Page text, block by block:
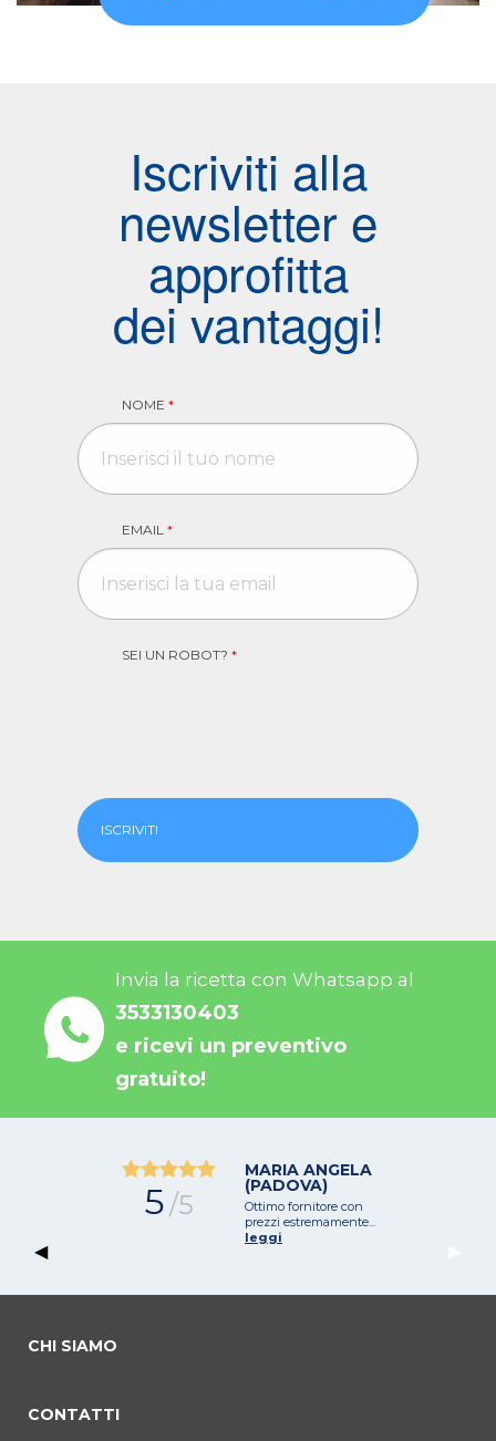
Iscriviti alla
newsletter e
approfitta
dei vantaggi!
NOME *
EMAIL *
SEI UN ROBOT? *
ISCRIVITI
Invia la ricetta con Whatsapp al
3533130403
e ricevi un preventivo
gratuito!
Previous Slide
◀︎
5/5
MARIA ANGELA
(PADOVA)
Ottimo fornitore con
prezzi estremamente...
leggi
CHI SIAMO
CONTATTI